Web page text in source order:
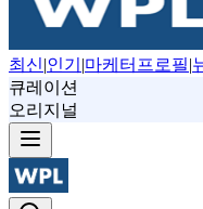
최신|인기 |마케터프로필|
큐레이션
오리지널